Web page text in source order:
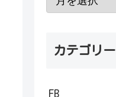
カテゴリー
FB